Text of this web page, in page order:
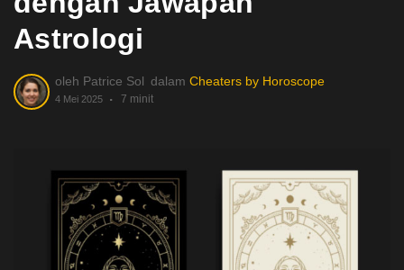
Astrologi
oleh Patrice Sol dalam Cheaters by Horoscope
4 Mei 2025 7 minit